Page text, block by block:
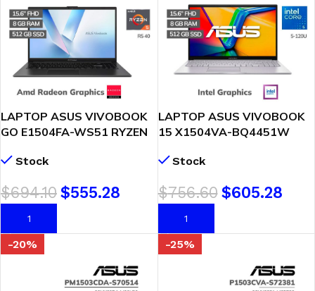
LAPTOP ASUS VIVOBOOK
GO E1504FA-WS51 RYZEN
15.6 FHD WINDOWS 11
Stock
$694.10$555.28
AÑADIR AL CARRITO
LAPTOP ASUS VIVOBOOK
15 X1504VA-BQ4451W
512GB SSD 15.6 FHD
Stock
$756.60 $605.28
AÑADIR AL CARRITO
-20% -25%